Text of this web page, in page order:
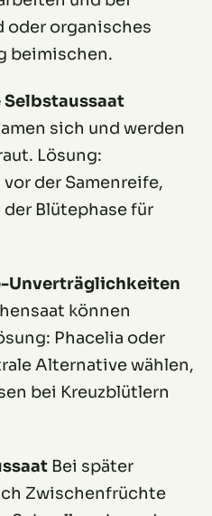
oder organisches
beimischen.
sich und werden
Lösung:
der Samenreife,
Blütephase für
Unverträglichkeiten
können
Phacelia oder
Alternative wählen,
bei Kreuzblütlern
Bei später
Zwischenfrüchte